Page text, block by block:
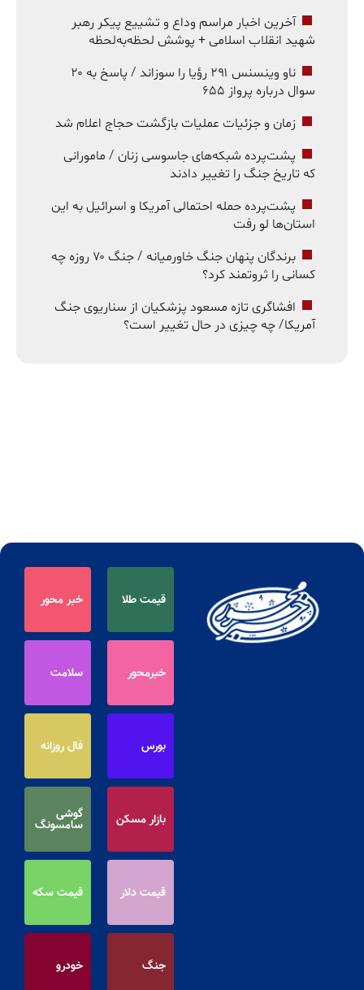
آخرین اخبار مراسم وداع و تشییع پیکر رهبر
شهید انقلاب اسلامی + پوشش لحظه‌به‌لحظه
ناو وینسنس ۲۹۱ رؤیا را سوزاند / پاسخ به ۲۰
سوال درباره پرواز ۶۵۵
زمان و جزئیات عملیات بازگشت حجاج اعلام شد
پشت‌پرده شبکه‌های جاسوسی زنان / مامورانی
که تاریخ جنگ را تغییر دادند
پشت‌پرده حمله احتمالی آمریکا و اسرائیل به این
استان‌ها لو رفت
برندگان پنهان جنگ خاورمیانه / جنگ ۷۰ روزه چه
کسانی را ثروتمند کرد؟
افشاگری تازه مسعود پزشکیان از سناریوی جنگ
آمریکا/ چه چیزی در حال تغییر است؟
قیمت طلا خبر محور
خبرمحور سلامت
بورس فال روزانه
بازار مسکن گوشی
سامسونگ
قیمت دلار قیمت سکه
جنگ خودرو